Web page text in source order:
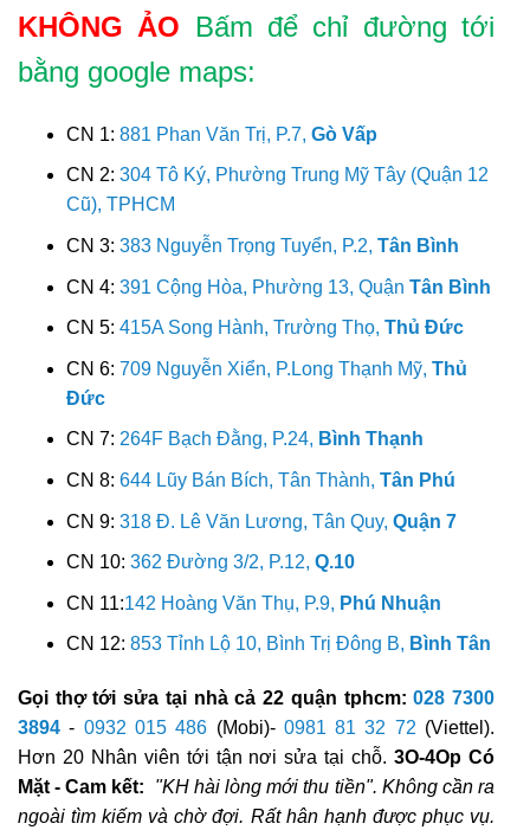
KHÔNG ẢO Bấm để chỉ đường tới
bằng google maps:
CN 1: 881 Phan Văn Trị, P.7, Gò Vấp
CN 2: 304 Tô Ký, Phường Trung Mỹ Tây (Quận 12
Cũ), TPHCM
CN 3: 383 Nguyễn Trọng Tuyển, P.2, Tân Bình
CN 4: 391 Cộng Hòa, Phường 13, Quận Tân Bình
CN 5: 415A Song Hành, Trường Thọ, Thủ Đức
CN 6: 709 Nguyễn Xiển, P.Long Thạnh Mỹ, Thủ
Đức
CN 7: 264F Bạch Đằng, P.24, Bình Thạnh
CN 8: 644 Lũy Bán Bích, Tân Thành, Tân Phú
CN 9: 318 Đ. Lê Văn Lương, Tân Quy, Quận 7
CN 10: 362 Đường 3/2, P.12, Q.10
CN 11:142 Hoàng Văn Thụ, P.9, Phú Nhuận
CN 12: 853 Tỉnh Lộ 10, Bình Trị Đông B, Bình Tân
Gọi thợ tới sửa tại nhà cả 22 quận tphcm:028 7300
3894- 0932 015 486 (Mobi)- 0981 81 32 72 (Viettel).
Hơn 20 Nhân viên tới tận nơi sửa tại chỗ.3O-4Op Có
Mặt - Cam kết:
"KH hài lòng mới thu tiền". Không cần ra
ngoài tìm kiếm và chờ đợi. Rất hân hạnh được phục vụ.